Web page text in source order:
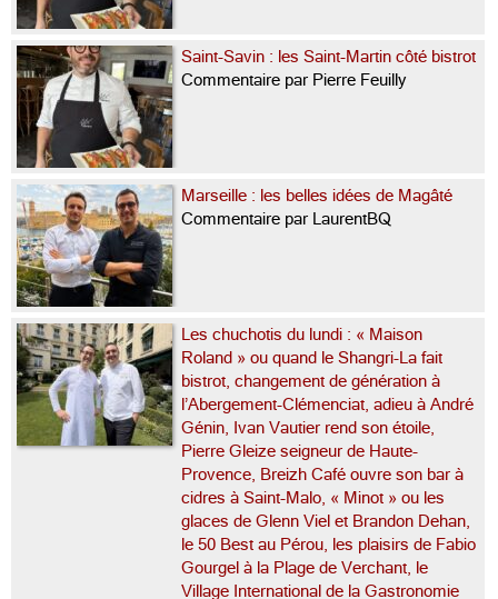
Saint-Savin : les Saint-Martin côté bistrot
Commentaire par Pierre Feuilly
Marseille : les belles idées de Magâté
Commentaire par LaurentBQ
Les chuchotis du lundi : « Maison
Roland » ou quand le Shangri-La fait
bistrot, changement de génération à
l’Abergement-Clémenciat, adieu à André
Génin, Ivan Vautier rend son étoile,
Pierre Gleize seigneur de Haute-
Provence, Breizh Café ouvre son bar à
cidres à Saint-Malo, « Minot » ou les
glaces de Glenn Viel et Brandon Dehan,
le 50 Best au Pérou, les plaisirs de Fabio
Gourgel à la Plage de Verchant, le
Village International de la Gastronomie